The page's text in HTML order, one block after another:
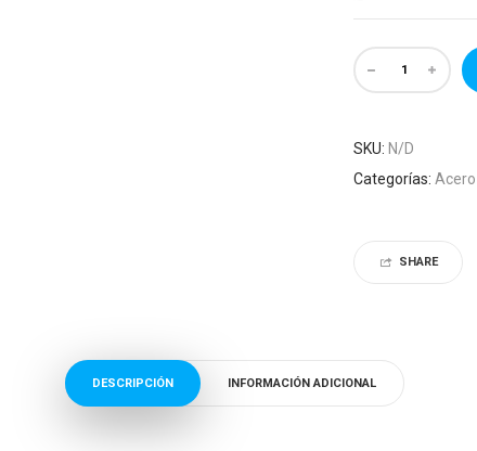
SKU: N/D
Categorías:
SHARE
DESCRIPCIÓN INFORMACIÓN ADICIONAL